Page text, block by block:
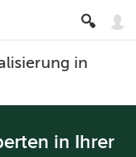
in
in Ihrer